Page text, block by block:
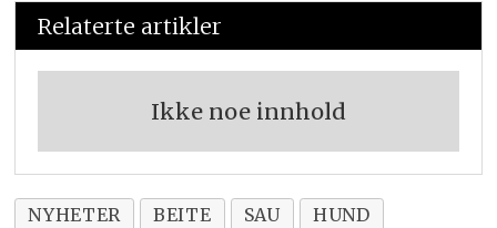
Relaterte artikler
Ikke noe innhold
NYHETER BEITE SAU HUND